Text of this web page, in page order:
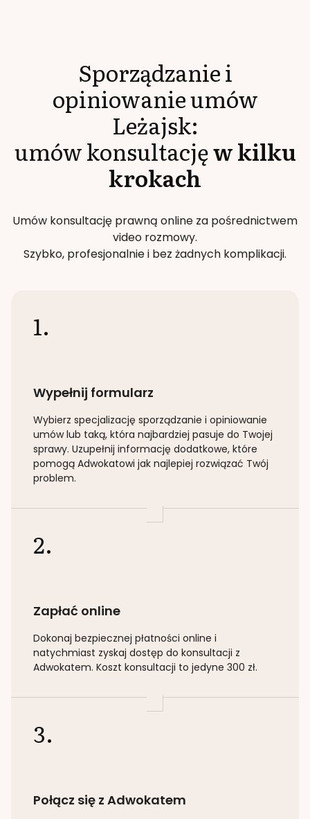
Sporządzanie i
opiniowanie umów
Leżajsk:
umów konsultacjęw kilku
krokach
Umów konsultację prawną online za pośrednictwem
video rozmowy.
Szybko, profesjonalnie i bez żadnych komplikacji.
1.
Wypełnij formularz
Wybierz specjalizację sporządzanie i opiniowanie
umów lub taką, która najbardziej pasuje do Twojej
sprawy. Uzupełnij informację dodatkowe, które
pomogą Adwokatowi jak najlepiej rozwiązać Twój
problem.
2.
Zapłać online
Dokonaj bezpiecznej płatności online i
natychmiast zyskaj dostęp do konsultacji z
Adwokatem. Koszt konsultacji to jedyne 300 zł.
3.
Połącz się z Adwokatem